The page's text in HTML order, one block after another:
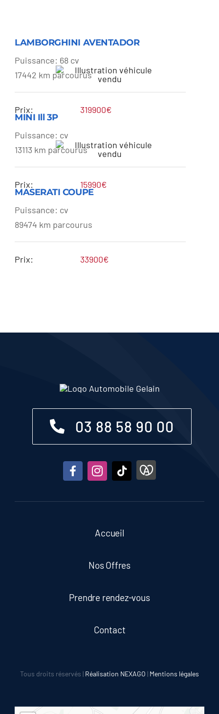
LAMBORGHINI
AVENTADOR
LAMBORGHINI AVENTADOR
Puissance: 68 cv
17442 km parcourus
Prix: 319900€
MINI Ill 3P
MINI Ill 3P
Puissance: cv
13113 km parcourus
Prix: 15990€
MASERATI COUPE
MASERATI COUPE
Puissance: cv
89474 km parcourus
Prix: 33900€
03 88 58 90 00
Accueil
Nos Offres
Prendre rendez-vous
Contact
Tous droits réservés | Réalisation NEXAGO | Mentions légales